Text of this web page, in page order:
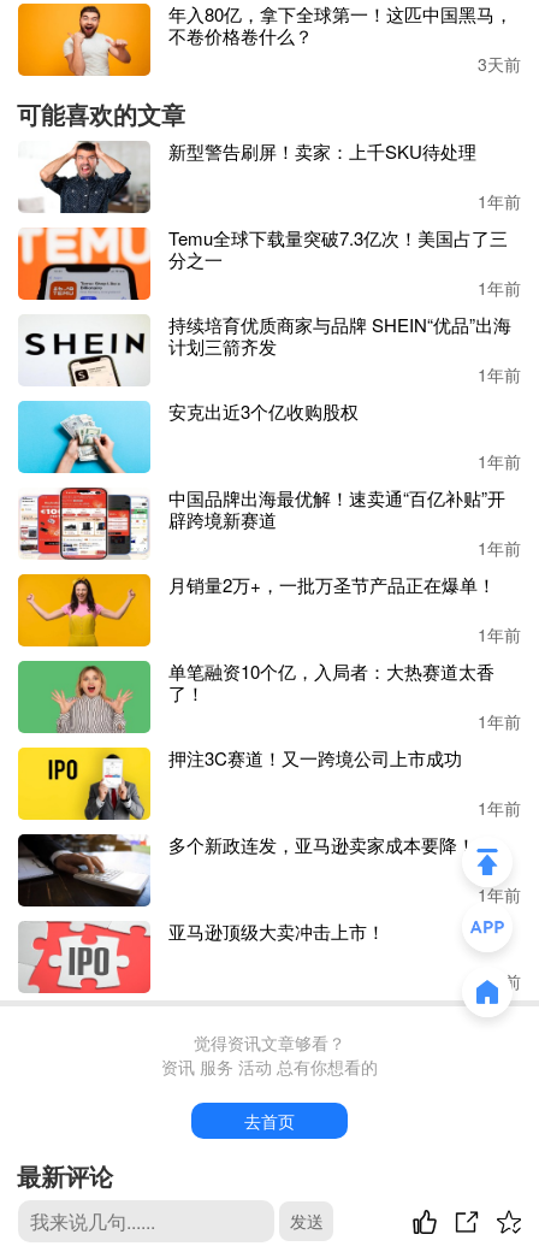
分享了Meta与凯度咨询部门合作边编写的《跨境电商DTC全
阶段增长策略白皮书》。
优势突出，商家DTC直营模式近年来迅猛增长；预计在2020
至2024年期间，中国跨境出口电商DTC规模复合年均增长率
达到12.7%。
基于不同的阶段，DTC商家可分为P0起步期、P1成长期与P
2成熟期，不同的阶段目标、核心问题、增长策略等也不尽
相同。对于P0起步期商家而言，增长策略就应该聚焦在瞄准
目标市场、通过独立站搭建实现突破；聚焦核心品类、打造
明星产品快速切入且占位市场等四个方面。
汇付国际-国际卡收单销售总监巩奕则为卖家们分享了“
必备：如何选择最优的支付方式
”，从支付对DTC品牌的重
要性、不同市场支付发展趋势、支付运营现状、如何让支付
为业务赋能以及如何选择支付服务商5个方面，向卖家阐述
了支付环节在业务中的重要性。
巩奕认为“支付的重要性，随着业务量的增长而逐渐提高”，
“支付不应该只是一个从属部门，应该作为一个业务驱动部
门，为业务赋能”；巩奕表示，卖家可以增加独立站海外本
地支付方式获取新客户，同时通过支付实现用户忠诚度计划
以促进用户复购。
之后，EN Media Facebook资深广告优化师马鸿运为大家带
来了“Facebook广告架构与实战案例分析”，详细介绍了Face
book的广告架构。在嘉宾为卖家朋友们答疑解惑后，本次活
动也画上了完美的句号。
在当前的出海赛道中，
DTC模式凭借其独特的优势已经越来
越被众多卖家看到，而Keychron等国内外DTC品牌的火爆，
也让不少中国跨境卖家看到了“增长”新希望。在平台合规越
来越严格的今天，对于不少卖家朋友来说，DTC不失为一个
好的方向，在完善自己战略布局的同时，也让自己的出海之
年入80亿，拿下全球第一！这匹中国黑马，
不卷价格卷什么？
3天前
可能喜欢的文章
新型警告刷屏！卖家：上千SKU待处理
1年前
Temu全球下载量突破7.3亿次！美国占了三
分之一
1年前
持续培育优质商家与品牌 SHEIN“优品”出海
计划三箭齐发
1年前
安克出近3个亿收购股权
1年前
中国品牌出海最优解！速卖通“百亿补贴”开
辟跨境新赛道
1年前
月销量2万+，一批万圣节产品正在爆单！
1年前
单笔融资10个亿，入局者：大热赛道太香
了！
1年前
押注3C赛道！又一跨境公司上市成功
1年前
多个新政连发，亚马逊卖家成本要降！
1年前
亚马逊顶级大卖冲击上市！
1年前
觉得资讯文章够看？
资讯 服务 活动 总有你想看的
去首页
最新评论
发送